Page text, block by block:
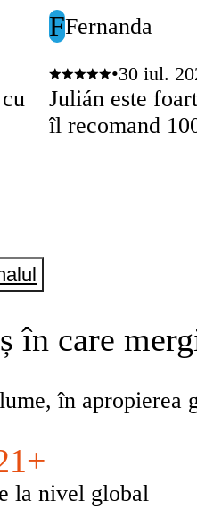
FFernanda
•30 iul.
Julián este
îl recomand
în care
în
la nivel global